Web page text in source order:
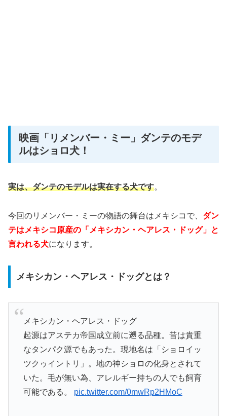
映画「リメンバー・ミー」ダンテのモデ
ルはショロ犬！
実は、ダンテのモデルは実在する犬です。
今回のリメンバー・ミーの物語の舞台はメキシコで、 ダン
テはメキシコ原産の「メキシカン・ヘアレス・ドッグ」と
言われる犬になります。
メキシカン・ヘアレス・ドッグとは？
メキシカン・ヘアレス・ドッグ
起源はアステカ帝国成立前に遡る品種。昔は貴重
なタンパク源でもあった。現地名は「ショロイッ
ツクゥイントリ」。地の神ショロの化身とされて
いた。毛が無い為、アレルギー持ちの人でも飼育
可能である。 pic.twitter.com/0mwRp2HMoC